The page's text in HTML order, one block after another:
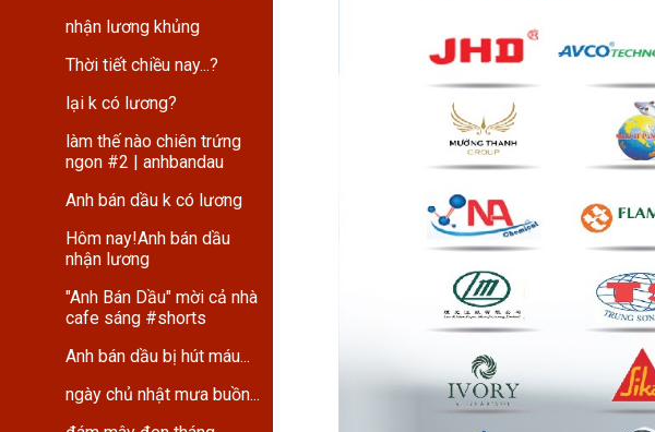
nhận lương khủng
Thời tiết chiều nay...?
lại k có lương?
làm thế nào chiên trứng
ngon #2 | anhbandau
Anh bán dầu k có lương
Hôm nay!Anh bán dầu
nhận lương
"Anh Bán Dầu" mời cả nhà
cafe sáng #shorts
Anh bán dầu bị hút máu...
ngày chủ nhật mưa buồn...